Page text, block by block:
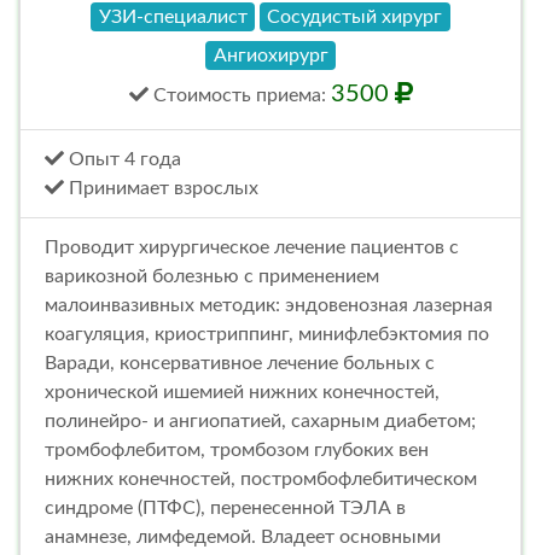
УЗИ-специалист
Сосудистый хирург
Ангиохирург
Стоимость приема: 3500
Опыт 4 года
Принимает взрослых
Проводит хирургическое лечение пациентов с
варикозной болезнью с применением
малоинвазивных методик: эндовенозная лазерная
коагуляция, криостриппинг, минифлебэктомия по
Варади, консервативное лечение больных с
хронической ишемией нижних конечностей,
полинейро- и ангиопатией, сахарным диабетом;
тромбофлебитом, тромбозом глубоких вен
нижних конечностей, постромбофлебитическом
синдроме (ПТФС), перенесенной ТЭЛА в
анамнезе, лимфедемой. Владеет основными